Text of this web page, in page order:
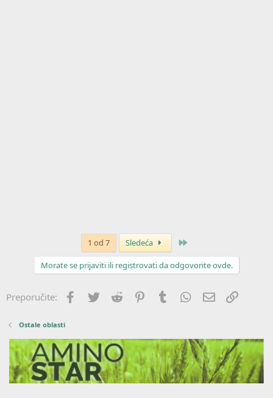
1 od 7 Sledeća
Morate se prijaviti ili registrovati da odgovorite ovde.
Preporučite: Facebook
Twitter Reddit PinterestTumblr WhatsApp
Imejl
Ostale oblasti